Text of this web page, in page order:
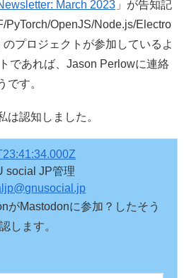
March 2023 」が告知記
PyTorch/OpenJS/Node.js/Electro
プロジェクトが参加しているよ
であれば、Jason Perlowに連絡
です。
は認知しました。
social JP管理
がMastodonに参加？したそう
します。